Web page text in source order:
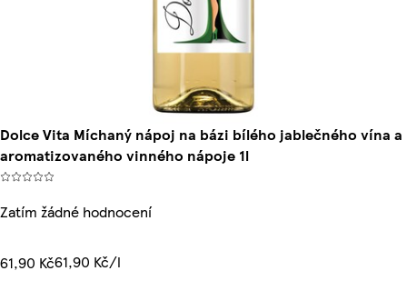
Dolce Vita Míchaný nápoj na bázi bílého jablečného vína a
aromatizovaného vinného nápoje 1l
Zatím žádné hodnocení
61,90 Kč61,90 Kč/l